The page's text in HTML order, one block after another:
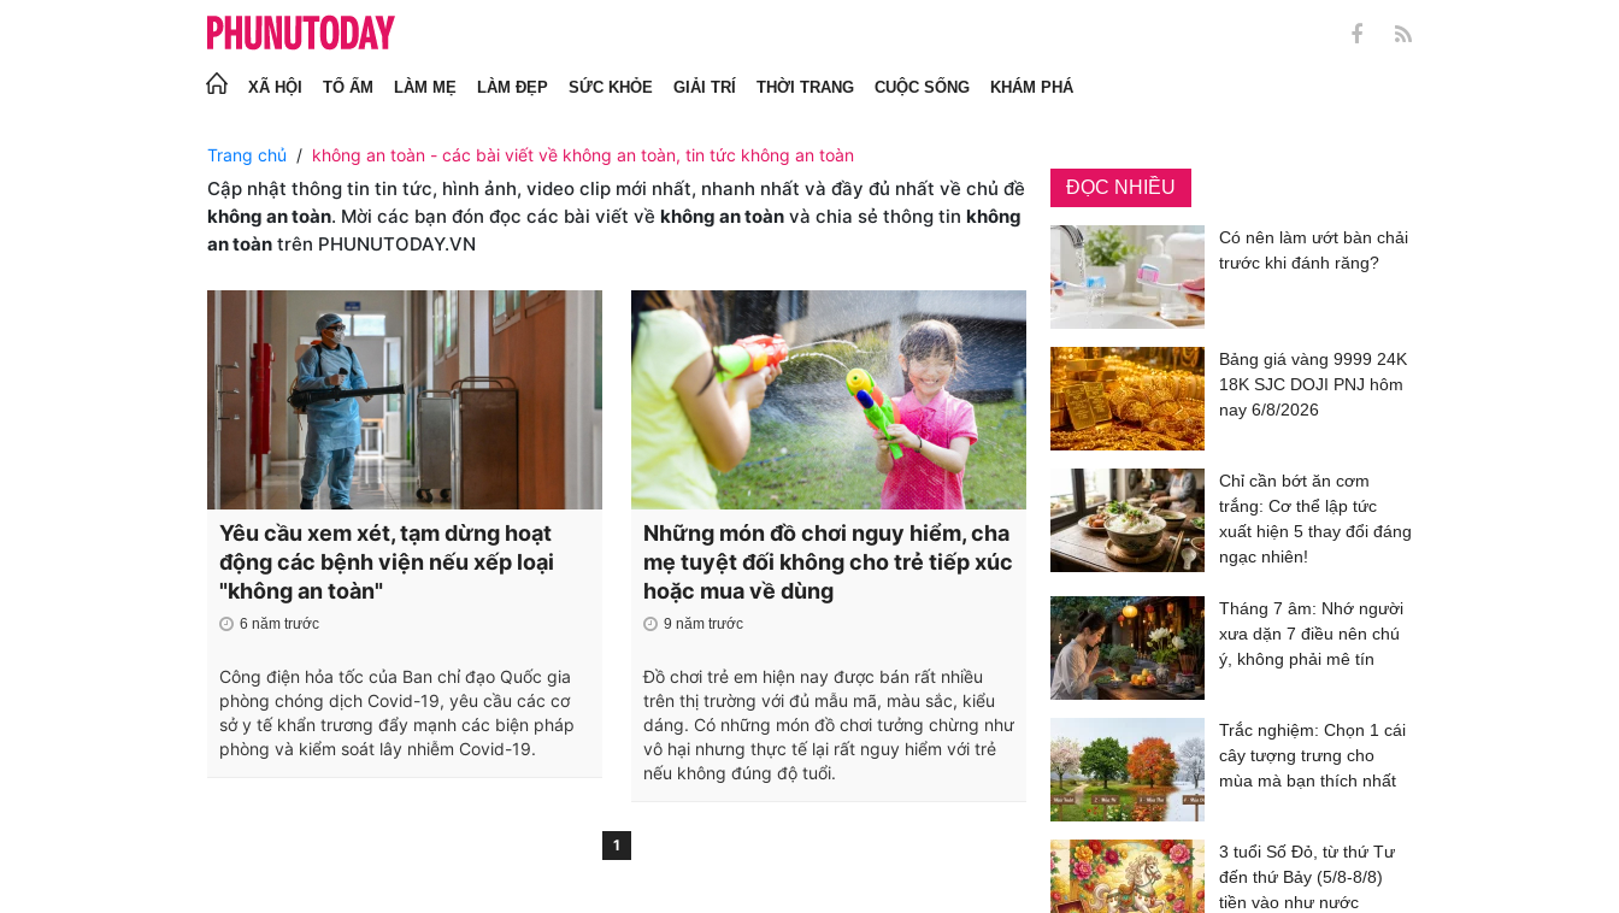
XÃ HỘI TỔ ẤM LÀM MẸ LÀM ĐẸP SỨC KHỎE GIẢI TRÍ THỜI TRANG CUỘC SỐNG KHÁM PHÁ
Trang chủ không an toàn - các bài viết về không an toàn, tin tức không an toàn
Cập nhật thông tin tin tức, hình ảnh, video clip mới nhất, nhanh nhất và đầy đủ nhất về chủ đề
không an toàn. Mời các bạn đón đọc các bài viết về không an toàn và chia sẻ thông tin không
an toàn trên PHUNUTODAY.VN
Yêu cầu xem xét, tạm dừng hoạt
động các bệnh viện nếu xếp loại
"không an toàn"
6 năm trước
Công điện hỏa tốc của Ban chỉ đạo Quốc gia
phòng chóng dịch Covid-19, yêu cầu các cơ
sở y tế khẩn trương đẩy mạnh các biện pháp
phòng và kiểm soát lây nhiễm Covid-19.
Những món đồ chơi nguy hiểm, cha
mẹ tuyệt đối không cho trẻ tiếp xúc
hoặc mua về dùng
9 năm trước
Đồ chơi trẻ em hiện nay được bán rất nhiều
trên thị trường với đủ mẫu mã, màu sắc, kiểu
dáng. Có những món đồ chơi tưởng chừng như
vô hại nhưng thực tế lại rất nguy hiểm với trẻ
nếu không đúng độ tuổi.
1
ĐỌC NHIỀU
Có nên làm ướt bàn chải
trước khi đánh răng?
Bảng giá vàng 9999 24K
18K SJC DOJI PNJ hôm
nay 6/8/2026
Chỉ cần bớt ăn cơm
trắng: Cơ thể lập tức
xuất hiện 5 thay đổi đáng
ngạc nhiên!
Tháng 7 âm: Nhớ người
xưa dặn 7 điều nên chú
ý, không phải mê tín
Trắc nghiệm: Chọn 1 cái
cây tượng trưng cho
mùa mà bạn thích nhất
3 tuổi Số Đỏ, từ thứ Tư
đến thứ Bảy (5/8-8/8)
tiền vào như nước